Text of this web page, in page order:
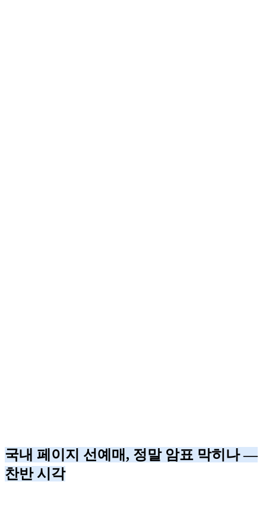
국내 페이지 선예매, 정말 암표 막히나 —
찬반 시각